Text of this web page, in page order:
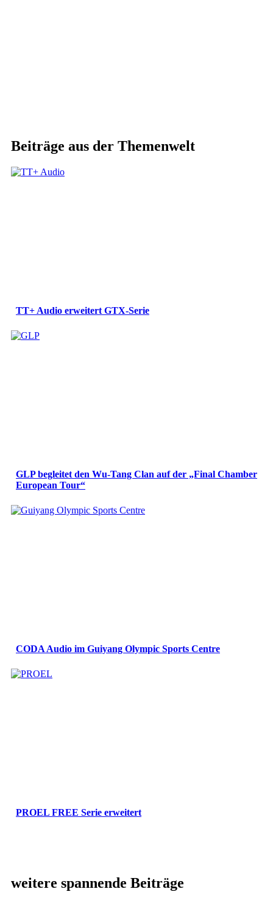
Beiträge aus der Themenwelt
TT+ Audio erweitert GTX-Serie
GLP begleitet den Wu-Tang Clan auf der „Final Chamber
European Tour“
CODA Audio im Guiyang Olympic Sports Centre
PROEL FREE Serie erweitert
weitere spannende Beiträge